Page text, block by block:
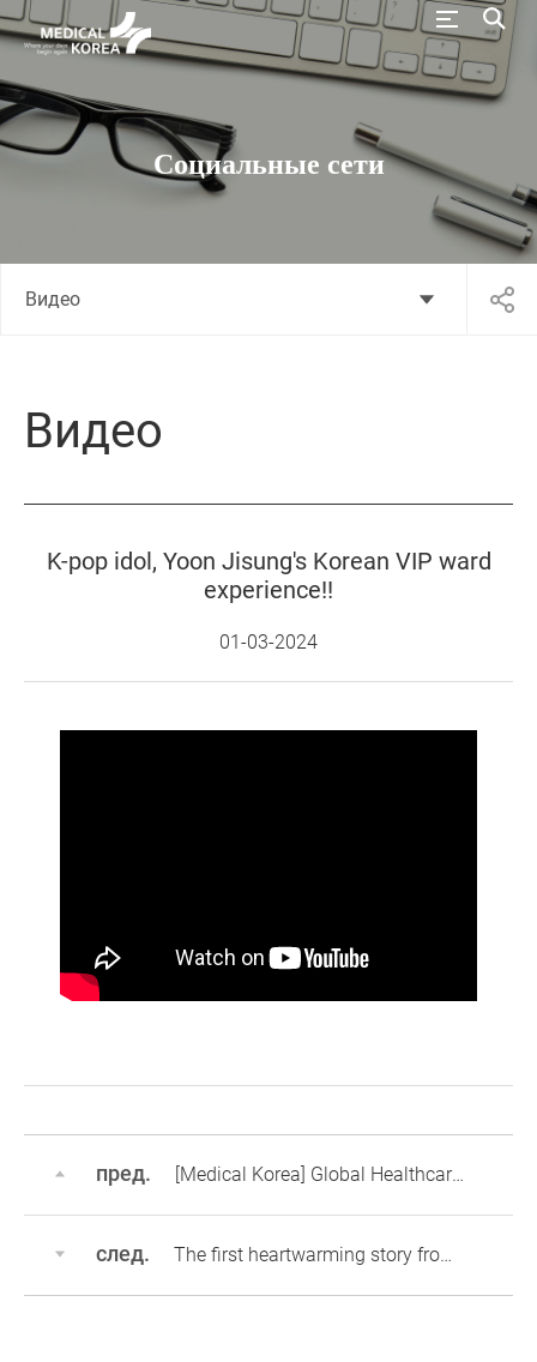
Социальные сети
Видео
Видео
K-pop idol, Yoon Jisung's Korean VIP ward
experience!!
01-03-2024
пред. [Medical Korea] Global Healthcare & Medical Tourism Conference
след. The first heartwarming story from Medical Charity Program